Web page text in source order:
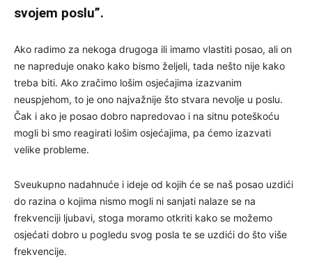
svojem poslu”.
Ako radimo za nekoga drugoga ili imamo vlastiti posao, ali on
ne napreduje onako kako bismo željeli, tada nešto nije kako
treba biti. Ako zračimo lošim osjećajima izazvanim
neuspjehom, to je ono najvažnije što stvara nevolje u poslu.
Čak i ako je posao dobro napredovao i na sitnu poteškoću
mogli bi smo reagirati lošim osjećajima, pa ćemo izazvati
velike probleme.
Sveukupno nadahnuće i ideje od kojih će se naš posao uzdići
do razina o kojima nismo mogli ni sanjati nalaze se na
frekvenciji ljubavi, stoga moramo otkriti kako se možemo
osjećati dobro u pogledu svog posla te se uzdići do što više
frekvencije.